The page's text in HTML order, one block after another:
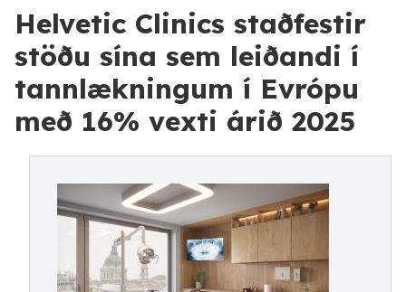
Helvetic Clinics staðfestir
stöðu sína sem leiðandi í
tannlækningum í Evrópu
með 16% vexti árið 2025